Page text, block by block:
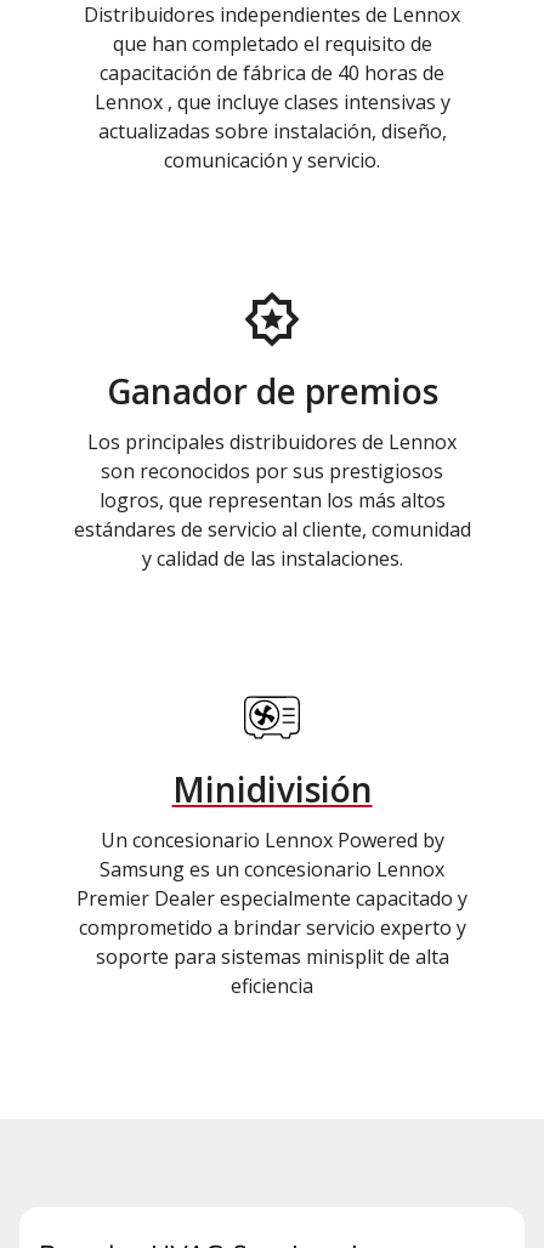
Distribuidores independientes de Lennox
que han completado el requisito de
capacitación de fábrica de 40 horas de
Lennox , que incluye clases intensivas y
actualizadas sobre instalación, diseño,
comunicación y servicio.
Ganador de premios
Los principales distribuidores de Lennox
son reconocidos por sus prestigiosos
logros, que representan los más altos
estándares de servicio al cliente, comunidad
y calidad de las instalaciones.
Minidivisión
Un concesionario Lennox Powered by
Samsung es un concesionario Lennox
Premier Dealer especialmente capacitado y
comprometido a brindar servicio experto y
soporte para sistemas minisplit de alta
eficiencia